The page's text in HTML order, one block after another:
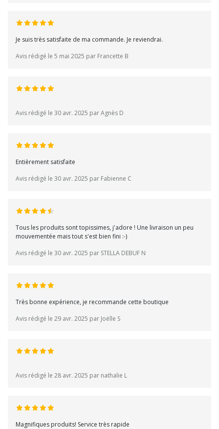
Je suis très satisfaite de ma commande. Je reviendrai.
Avis rédigé le 5 mai 2025 par Francette B
Avis rédigé le 30 avr. 2025 par Agnès D
Entièrement satisfaite
Avis rédigé le 30 avr. 2025 par Fabienne C
Tous les produits sont topissimes, j'adore ! Une livraison un peu
mouvementée mais tout s'est bien fini :-)
Avis rédigé le 30 avr. 2025 par STELLA DEBUF N
Très bonne expérience, je recommande cette boutique
Avis rédigé le 29 avr. 2025 par Joëlle S
Avis rédigé le 28 avr. 2025 par nathalie L
Magnifiques produits! Service très rapide